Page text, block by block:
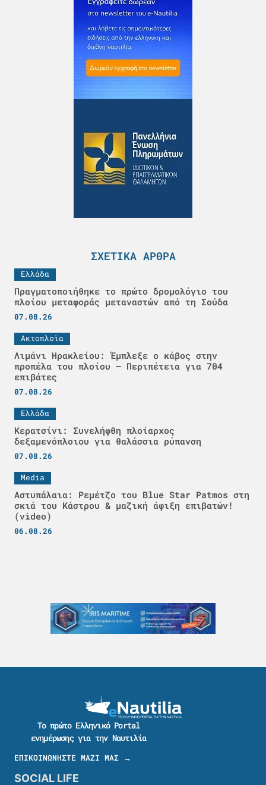
ΣΧΕΤΙΚΆ ΆΡΘΡΑ
Ελλάδα
Πραγματοποιήθηκε το πρώτο δρομολόγιο του
πλοίου μεταφοράς μεταναστών από τη Σούδα
07.08.26
Ακτοπλοϊα
Λιμάνι Ηρακλείου: Έμπλεξε ο κάβος στην
προπέλα του πλοίου – Περιπέτεια για 704
επιβάτες
07.08.26
Ελλάδα
Κερατσίνι: Συνελήφθη πλοίαρχος
δεξαμενόπλοιου για θαλάσσια ρύπανση
07.08.26
Media
Αστυπάλαια: Ρεμέτζο του Blue Star Patmos στη
σκιά του Κάστρου & μαζική άφιξη επιβατών!
(video)
06.08.26
Το πρώτο Ελληνικό Portal
ενημέρωσης για την Ναυτιλία
ΕΠΙΚΟΙΝΩΝΗΣΤΕ ΜΑΖΙ ΜΑΣ →
SOCIAL LIFE